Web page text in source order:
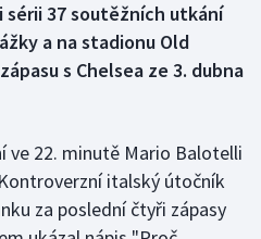
sérii 37 soutěžních utkání
a na stadionu Old
s Chelsea ze 3. dubna
ve 22. minutě Mario Balotelli
italský útočník
za poslední čtyři zápasy